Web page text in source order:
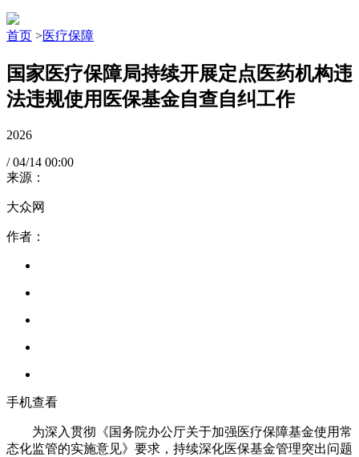
首页 >医疗保障
国家医疗保障局持续开展定点医药机构违
法违规使用医保基金自查自纠工作
2026
/ 04/14 00:00
来源：
大众网
作者：
手机查看
为深入贯彻《国务院办公厅关于加强医疗保障基金使用常
态化监管的实施意见》要求，持续深化医保基金管理突出问题